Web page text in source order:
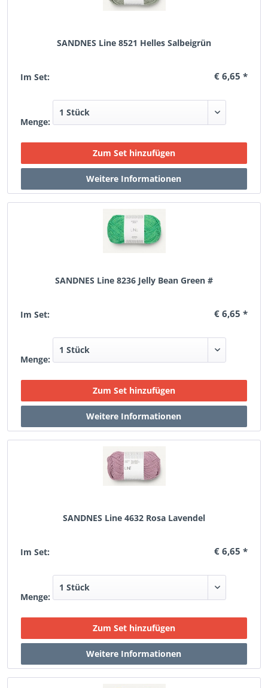
SANDNES Line 8521 Helles Salbeigrün
Im Set: € 6,65 *
Menge:
SANDNES Line 8236 Jelly Bean Green #
Im Set: € 6,65 *
Menge:
SANDNES Line 4632 Rosa Lavendel
Im Set: € 6,65 *
Menge: